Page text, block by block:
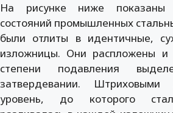
На рисунке ниже показаны
состояний промышленных
были отлиты в идентичные,
изложницы. Они распложены и
степени подавления
затвердевании. Штриховыми
уровень, до которого